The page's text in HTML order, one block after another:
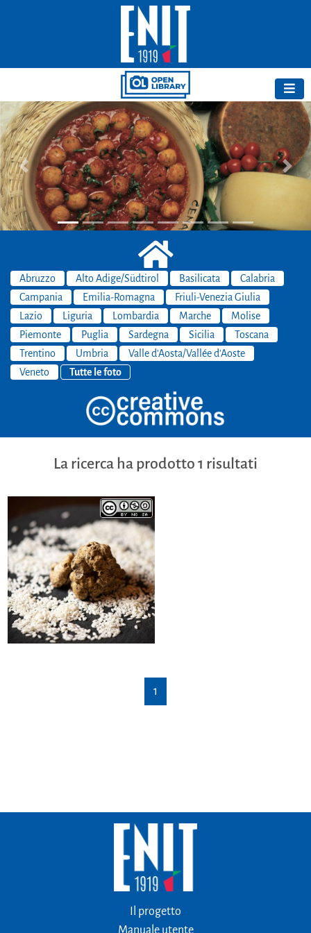
Previous Next
Abruzzo Alto Adige/Südtirol Basilicata
Calabria
Campania
Emilia-Romagna
Friuli-Venezia Giulia
Lazio
Liguria Lombardia Marche
Molise
Piemonte
Puglia Sardegna Sicilia
Toscana
Trentino
Umbria
Valle d'Aosta/Vallée d'Aoste
Veneto
Tutte le foto
La ricerca ha prodotto 1 risultati
1
Il progetto
Manuale utente